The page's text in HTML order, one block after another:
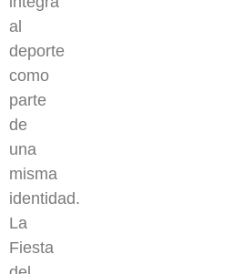
al
deporte
como
parte
de
una
misma
identidad.
La
Fiesta